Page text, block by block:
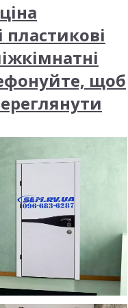
пластикові
щоб